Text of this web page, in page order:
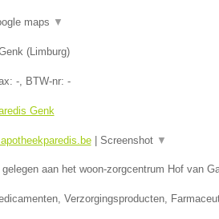
maps ▼
(Limburg)
-, BTW-nr: -
Genk
| Screenshot ▼
aan het woon-zorgcentrum Hof van
Verzorgingsproducten,